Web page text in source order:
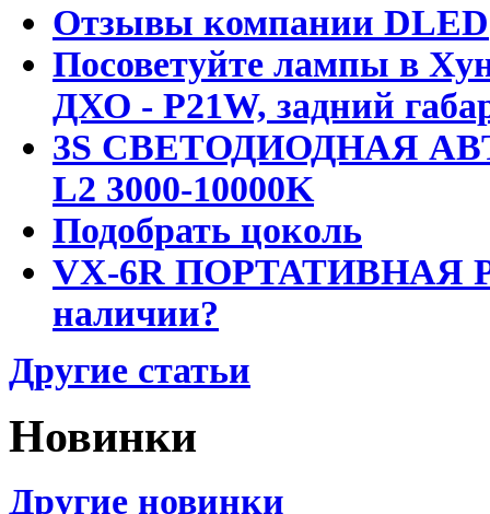
Отзывы компании DLED
Посоветуйте лампы в
ДХО - P21W, задний
3S СВЕТОДИОДНАЯ
L2 3000-10000K
Подобрать цоколь
VX-6R ПОРТАТИВНАЯ
наличии?
Другие статьи
Новинки
Другие новинки